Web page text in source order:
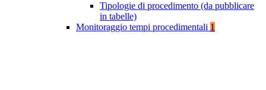
Tipologie di procedimento (da pubblicare
in tabelle)
Monitoraggio tempi procedimentali 1